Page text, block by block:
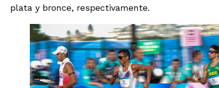
plata y bronce, respectivamente.